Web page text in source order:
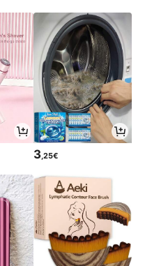
3,25€